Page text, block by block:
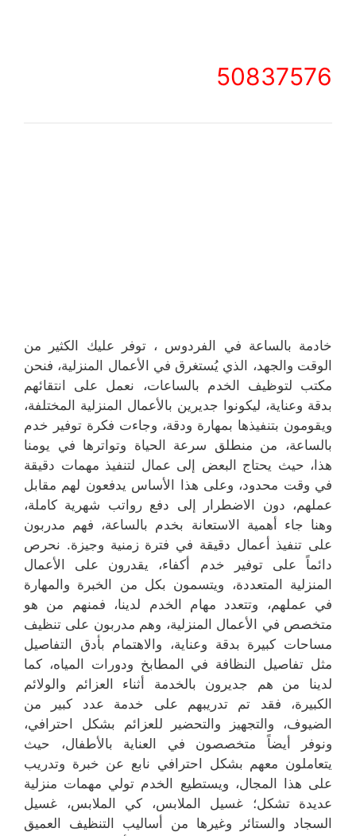
50837576
خادمة بالساعة في الفردوس ، توفر عليك الكثير من
الوقت والجهد، الذي يُستغرق في الأعمال المنزلية، فنحن
مكتب لتوظيف الخدم بالساعات، نعمل على انتقائهم
بدقة وعناية، ليكونوا جديرين بالأعمال المنزلية المختلفة،
ويقومون بتنفيذها بمهارة ودقة، وجاءت فكرة توفير خدم
بالساعة، من منطلق سرعة الحياة وتواترها في يومنا
هذا، حيث يحتاج البعض إلى عمال لتنفيذ مهمات دقيقة
في وقت محدود، وعلى هذا الأساس يدفعون لهم مقابل
عملهم، دون الاضطرار إلى دفع رواتب شهرية كاملة،
وهنا جاء أهمية الاستعانة بخدم بالساعة، فهم مدربون
على تنفيذ أعمال دقيقة في فترة زمنية وجيزة. نحرص
دائماً على توفير خدم أكفاء، يقدرون على الأعمال
المنزلية المتعددة، ويتسمون بكل من الخبرة والمهارة
في عملهم، وتتعدد مهام الخدم لدينا، فمنهم من هو
متخصص في الأعمال المنزلية، وهم مدربون على تنظيف
مساحات كبيرة بدقة وعناية، والاهتمام بأدق التفاصيل
مثل تفاصيل النظافة في المطابخ ودورات المياه، كما
لدينا من هم جديرون بالخدمة أثناء العزائم والولائم
الكبيرة، فقد تم تدريبهم على خدمة عدد كبير من
الضيوف، والتجهيز والتحضير للعزائم بشكل احترافي،
ونوفر أيضاً متخصصون في العناية بالأطفال، حيث
يتعاملون معهم بشكل احترافي نابع عن خبرة وتدريب
على هذا المجال، ويستطيع الخدم تولي مهمات منزلية
عديدة تشكل؛ غسيل الملابس، كي الملابس، غسيل
السجاد والستائر وغيرها من أساليب التنظيف العميق